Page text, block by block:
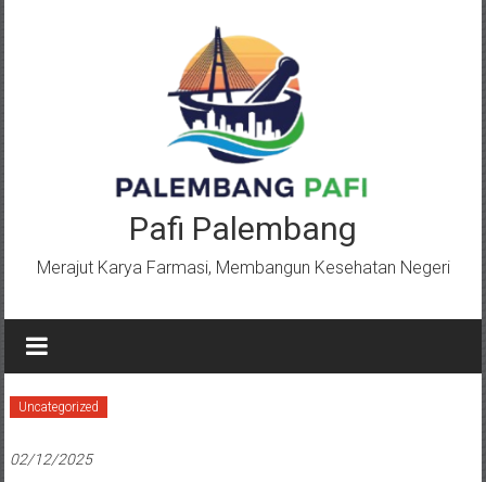
Pafi Palembang
Merajut Karya Farmasi, Membangun Kesehatan Negeri
Uncategorized
02/12/2025